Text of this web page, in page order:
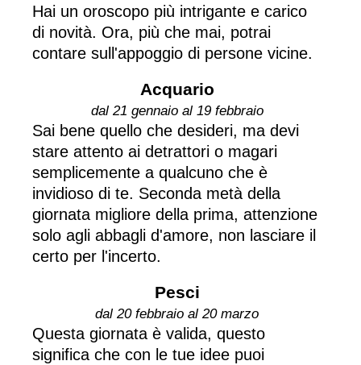
Hai un oroscopo più intrigante e carico
di novità. Ora, più che mai, potrai
contare sull'appoggio di persone vicine.
Acquario
dal 21 gennaio al 19 febbraio
Sai bene quello che desideri, ma devi
stare attento ai detrattori o magari
semplicemente a qualcuno che è
invidioso di te. Seconda metà della
giornata migliore della prima, attenzione
solo agli abbagli d'amore, non lasciare il
certo per l'incerto.
Pesci
dal 20 febbraio al 20 marzo
Questa giornata è valida, questo
significa che con le tue idee puoi